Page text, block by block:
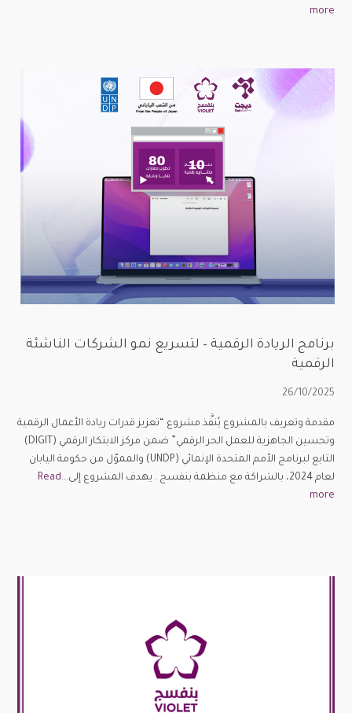
more
برنامج الريادة الرقمية – لتسريع نمو الشركات الناشئة
الرقمية
26/10/2025
مقدمة وتعريف بالمشروع يُنفَّذ مشروع “تعزيز قدرات ريادة الأعمال الرقمية
وتحسين الجاهزية للعمل الحر الرقمي” ضمن مركز الابتكار الرقمي (DIGIT)
التابع لبرنامج الأمم المتحدة الإنمائي (UNDP) والمموّل من حكومة اليابان
لعام 2024، بالشراكة مع منظمة بنفسج . يهدف المشروع إلى...
Read
more